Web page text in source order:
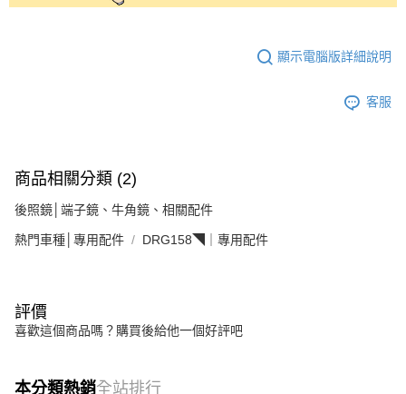
顯示電腦版詳細說明
客服
商品相關分類 (2)
後照鏡│端子鏡、牛角鏡、相關配件
熱門車種│專用配件 DRG158◥｜專用配件
評價
喜歡這個商品嗎？購買後給他一個好評吧
本分類熱銷全站排行